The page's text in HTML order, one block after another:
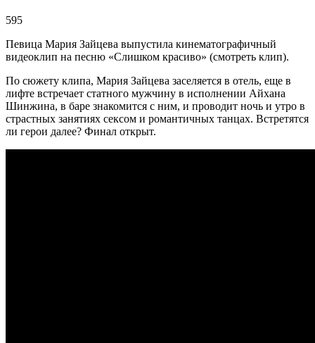
595
Певица Мария Зайцева выпустила кинематографичный
видеоклип на песню «Слишком красиво» (смотреть клип).
По сюжету клипа, Мария Зайцева заселяется в отель, еще в
лифте встречает статного мужчину в исполнении Айхана
Шинжина, в баре знакомится с ним, и проводит ночь и утро в
страстных занятиях сексом и романтичных танцах. Встретятся
ли герои далее? Финал открыт.